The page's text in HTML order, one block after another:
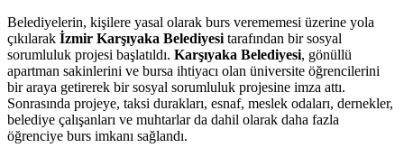
Belediyelerin, kişilere yasal olarak burs verememesi üzerine yola
çıkılarak İzmir Karşıyaka Belediyesi tarafından bir sosyal
sorumluluk projesi başlatıldı. Karşıyaka Belediyesi, gönüllü
apartman sakinlerini ve bursa ihtiyacı olan üniversite öğrencilerini
bir araya getirerek bir sosyal sorumluluk projesine imza attı.
Sonrasında projeye, taksi durakları, esnaf, meslek odaları, dernekler,
belediye çalışanları ve muhtarlar da dahil olarak daha fazla
öğrenciye burs imkanı sağlandı.